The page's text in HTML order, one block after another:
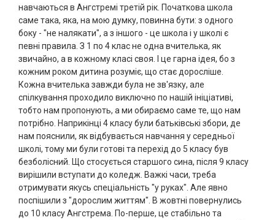
навчаються в Ангстремі третій рік. Початкова школа
саме така, яка, на мою думку, повинна бути: з одного
боку - "не налякати", а з іншого - це школа і у школі є
певні правила. З 1 по 4 клас не одна вчителька, як
звичайно, а в кожному класі своя. І це гарна ідея, бо з
кожним роком дитина розуміє, що стає доросліше.
Кожна вчителька завжди була не зв'язку, але
спілкування проходило виключно по нашій ініціативі,
тобто нам пропонують, а ми обираємо саме те, що нам
потрібно. Наприкінці 4 класу були батьківські збори, де
нам пояснили, як відбувається навчання у середньої
школі, тому ми були готові та перехід до 5 класу був
безболісний. Що стосується старшого сина, після 9 класу
вирішили вступати до коледж. Важкі часи, треба
отримувати якусь спеціальність "у руках". Але явно
поспішили з "дорослим життям". В жовтні повернулись
до 10 класу Ангстрема. По-перше, це стабільно та